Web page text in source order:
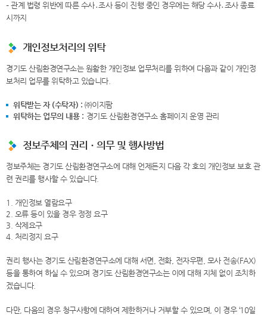
– 관계 법령 위반에 따른 수사․조사 등이 진행 중인 경우에는 해당 수사․조사 종료
시까지
개인정보처리의 위탁
경기도 산림환경연구소는 원활한 개인정보 업무처리를 위하여 다음과 같이 개인정
보처리 업무를 위탁하고 있습니다.
위탁받는 자 (수탁자) : ㈜이지팜
위탁하는 업무의 내용 : 경기도 산림환경연구소 홈페이지 운영 관리
정보주체의 권리ㆍ의무 및 행사방법
정보주체는 경기도 산림환경연구소에 대해 언제든지 다음 각 호의 개인정보 보호 관
련 권리를 행사할 수 있습니다.
1. 개인정보 열람요구
2. 오류 등이 있을 경우 정정 요구
3. 삭제요구
4. 처리정지 요구
권리 행사는 경기도 산림환경연구소에 대해 서면, 전화, 전자우편, 모사 전송(FAX)
등을 통하여 하실 수 있으며 경기도 산림환경연구소는 이에 대해 지체 없이 조치하
겠습니다.
다만, 다음의 경우 청구사항에 대하여 제한하거나 거부할 수 있으며, 이 경우 ‘10일